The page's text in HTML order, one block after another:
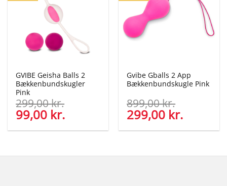
GVIBE Geisha Balls 2
Bækkenbundskugler
Pink
299,00kr.
Den
oprindelige
pris
299,00 kr..
99,00 kr.
pris
99,00 kr..
Gvibe Gballs 2 App
Bækkenbundskugle Pink
899,00kr.
Den
oprindelige
pris
899,00 kr..
299,00 kr.
pris
299,00